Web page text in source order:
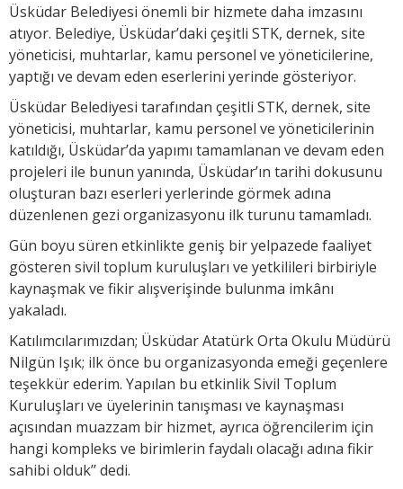
Üsküdar Belediyesi önemli bir hizmete daha imzasını
atıyor. Belediye, Üsküdar’daki çeşitli STK, dernek, site
yöneticisi, muhtarlar, kamu personel ve yöneticilerine,
yaptığı ve devam eden eserlerini yerinde gösteriyor.
Üsküdar Belediyesi tarafından çeşitli STK, dernek, site
yöneticisi, muhtarlar, kamu personel ve yöneticilerinin
katıldığı, Üsküdar’da yapımı tamamlanan ve devam eden
projeleri ile bunun yanında, Üsküdar’ın tarihi dokusunu
oluşturan bazı eserleri yerlerinde görmek adına
düzenlenen gezi organizasyonu ilk turunu tamamladı.
Gün boyu süren etkinlikte geniş bir yelpazede faaliyet
gösteren sivil toplum kuruluşları ve yetkilileri birbiriyle
kaynaşmak ve fikir alışverişinde bulunma imkânı
yakaladı.
Katılımcılarımızdan; Üsküdar Atatürk Orta Okulu Müdürü
Nilgün Işık; ilk önce bu organizasyonda emeği geçenlere
teşekkür ederim. Yapılan bu etkinlik Sivil Toplum
Kuruluşları ve üyelerinin tanışması ve kaynaşması
açısından muazzam bir hizmet, ayrıca öğrencilerim için
hangi kompleks ve birimlerin faydalı olacağı adına fikir
sahibi olduk’’ dedi.